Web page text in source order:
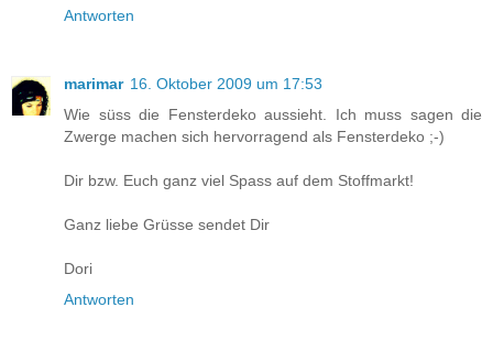
Antworten
marimar 16. Oktober 2009 um 17:53
Wie süss die Fensterdeko aussieht. Ich muss sagen die
Zwerge machen sich hervorragend als Fensterdeko ;-)
Dir bzw. Euch ganz viel Spass auf dem Stoffmarkt!
Ganz liebe Grüsse sendet Dir
Dori
Antworten